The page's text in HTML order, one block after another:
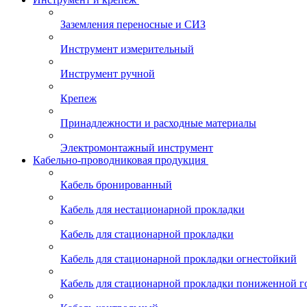
Заземления переносные и СИЗ
Инструмент измерительный
Инструмент ручной
Крепеж
Принадлежности и расходные материалы
Электромонтажный инструмент
Кабельно-проводниковая продукция
Кабель бронированный
Кабель для нестационарной прокладки
Кабель для стационарной прокладки
Кабель для стационарной прокладки огнестойкий
Кабель для стационарной прокладки пониженной